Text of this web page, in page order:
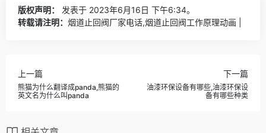
版权声明：
发表于 2023年6月16日 下午6:34。
转载请注明： 烟道止回阀厂家电话,烟道止回阀工作原理动画 |
上一篇
熊猫为什么翻译成panda,熊猫的
英文名为什么叫panda
下一篇
油漆环保设备有哪些,油漆环保设
备有哪些种类